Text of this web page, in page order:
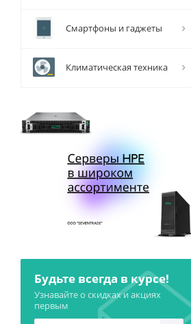
Смартфоны и гаджеты
Климатическая техника
Будьте всегда в курсе!
Узнавайте о скидках и акциях
первым